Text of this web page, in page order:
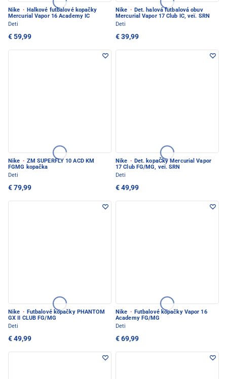
Nike · Halkové futbalové kopačky
Mercurial Vapor 16 Academy IC
Deti
€ 59,99
Nike · Det. halová futbalová obuv
Mercurial Vapor 17 Club IC, veï. SRN
Deti
€ 39,99
Nike · ZM SUPERFLY 10 ACD KM
FGMG kopačka
Deti
€ 79,99
Nike · Det. kopaČky Mercurial Vapor
17 Club FG/MG, veï. SRN
Deti
€ 49,99
Nike · Futbalové kopačky PHANTOM
GX II CLUB FG/MG
Deti
€ 49,99
Nike · Futbalové kopačky Vapor 16
Academy FG/MG
Deti
€ 69,99